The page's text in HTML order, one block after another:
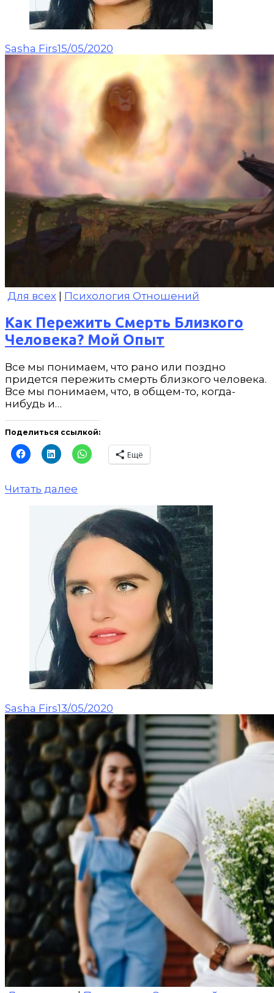
Sasha Firs15/05/2020
Для всех Психология Отношений
Как Пережить Смерть Близкого
Человека? Мой Опыт
Все мы понимаем, что рано или поздно
придется пережить смерть близкого человека.
Все мы понимаем, что, в общем-то, когда-
нибудь и…
Поделиться ссылкой:
Ещё
Читать далее
Sasha Firs13/05/2020